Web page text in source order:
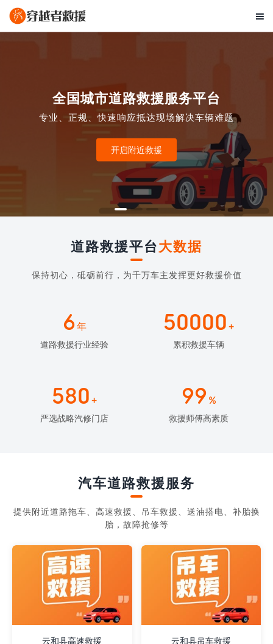

全国城市道路救援服务平台
专业、正规、快速响应抵达现场解决车辆难题
开启附近救援
道路救援平台大数据
保持初心，砥砺前行，为千万车主发挥更好救援价值
6年
道路救援行业经验
50000 +
累积救援车辆
580 +
严选战略汽修门店
99 %
救援师傅高素质
汽车道路救援服务
提供附近道路拖车、高速救援、吊车救援、送油搭电、补胎换
胎，故障抢修等
云和县高速救援 云和县吊车救援